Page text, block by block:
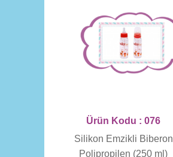
Ürün Kodu : 076
Silikon Emzikli Biberon
Polipropilen (250 ml)